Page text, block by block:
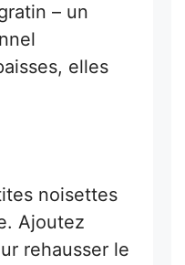
– un
elles
noisettes
Ajoutez
rehausser le